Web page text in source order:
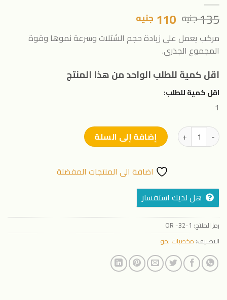
135جنيه السعر
الأصلي
هو:
135 جنيه.
110 جنيه
الحالي
هو:
مركب يعمل على زيادة حجم الشتلات وسرعة نموها وقوة
المجموع الجذري.
اقل كمية للطلب الواحد من هذا المنتج
اقل كمية للطلب:
1
كمية وايت جولد - 500 مللى إضافة إلى السلة
اضافة الى المنتجات المفضلة
هل لديك استفسار
رمز المنتج: OR -32-1
التصنيف: مخصبات نمو